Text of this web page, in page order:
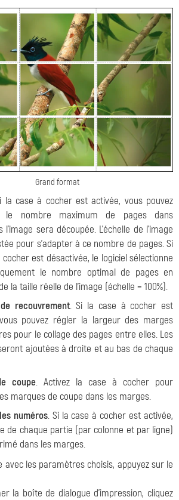
Grand format
la case à cocher est activée, vous pouvez
le nombre maximum de pages dans
l'image sera découpée. L'échelle de l'image
pour s'adapter à ce nombre de pages. Si
cocher est désactivée, le logiciel sélectionne
le nombre optimal de pages en
la taille réelle de l'image (échelle = 100%).
recouvrement. Si la case à cocher est
pouvez régler la largeur des marges
pour le collage des pages entre elles. Les
ajoutées à droite et au bas de chaque
coupe. Activez la case à cocher pour
marques de coupe dans les marges.
numéros. Si la case à cocher est activée,
de chaque partie (par colonne et par ligne)
dans les marges.
avec les paramètres choisis, appuyez sur le
la boîte de dialogue d'impression, cliquez